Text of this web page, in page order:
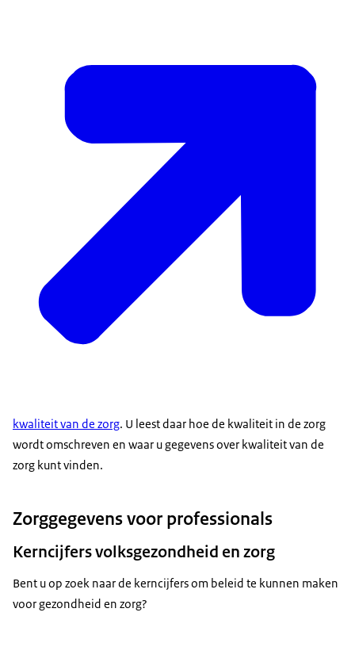
kwaliteit van de zorg. U leest daar hoe de kwaliteit in de zorg
wordt omschreven en waar u gegevens over kwaliteit van de
zorg kunt vinden.
Zorggegevens voor professionals
Kerncijfers volksgezondheid en zorg
Bent u op zoek naar de kerncijfers om beleid te kunnen maken
voor gezondheid en zorg?